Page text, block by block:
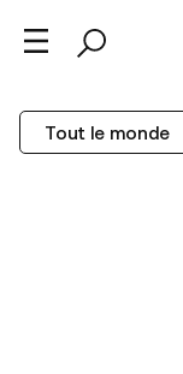
Tout le monde